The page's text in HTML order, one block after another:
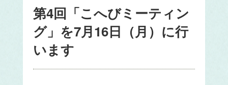
第4回「こへびミーティン
グ」を7月16日（月）に行
います